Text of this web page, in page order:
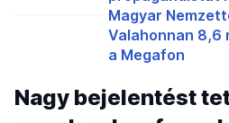
Magyar
Valahonnan
a Megafon
Nagy bejelentést